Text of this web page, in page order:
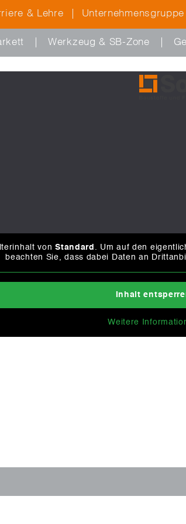
& Lehre Unternehmensgruppe
Werkzeug & SB-Zone
vonStandard . Um auf den
beachten Sie, dass dabei Daten an
Inhalt
Weitere